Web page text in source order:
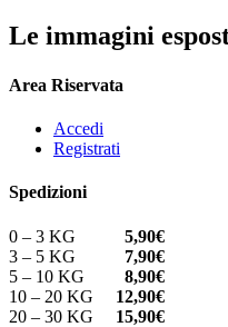
Le immagini
Area Riservata
Accedi
Registrati
Spedizioni
0 – 3 KG 5,90€
3 – 5 KG 7,90€
5 – 10 KG 8,90€
10 – 20 KG 12,90€
20 – 30 KG 15,90€